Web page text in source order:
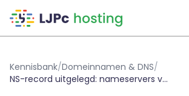
Kennisbank/Domeinnamen & DNS/
NS-record uitgelegd: nameservers van je domein